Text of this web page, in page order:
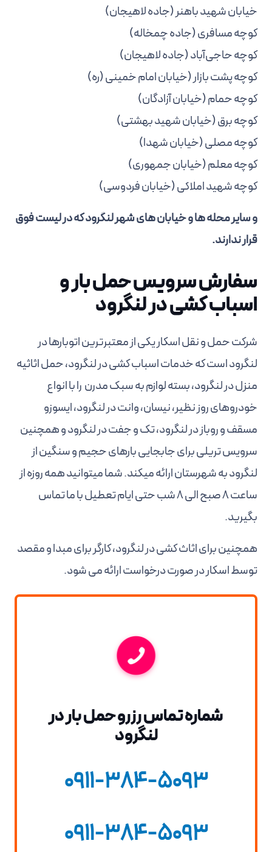
خیابان شهید باهنر (جاده لاهیجان)
کوچه مسافری (جاده چمخاله)
کوچه حاجی‌آباد (جاده لاهیجان)
کوچه پشت بازار (خیابان امام خمینی (ره)
کوچه حمام (خیابان آزادگان)
کوچه برق (خیابان شهید بهشتی)
کوچه مصلی (خیابان شهدا)
کوچه معلم (خیابان جمهوری)
کوچه شهید املاکی (خیابان فردوسی)
و سایر محله ها و خیابان های شهر لنگرود که در لیست فوق
قرار ندارند.
سفارش سرویس حمل بار و
اسباب کشی در لنگرود
شرکت حمل و نقل اسکار یکی از معتبرترین اتوبارها در
لنگرود است که خدمات اسباب کشی در لنگرود، حمل اثاثیه
منزل در لنگرود، بسته لوازم به سبک مدرن را با انواع
خودروهای روز نظیر، نیسان، وانت در لنگرود، ایسوزو
مسقف و روباز در لنگرود، تک و جفت در لنگرود و همچنین
سرویس تریلی برای جابجایی بارهای حجیم و سنگین از
لنگرود به شهرستان ارائه میکند. شما میتوانید همه روزه از
ساعت 8 صبح الی 8 شب حتی ایام تعطیل با ما تماس
بگیرید.
همچنین برای اثاث کشی در لنگرود، کارگر برای مبدا و مقصد
توسط اسکار در صورت درخواست ارائه می شود.
شماره تماس رزرو حمل بار در
لنگرود
0911-384-5093
0911-384-5093